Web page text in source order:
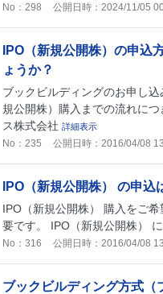
No：298 公開日時：2024/11/05
IPO（新規公開株）の申込
ょうか？
ブックビルディングのお申し
規公開株）購入までの流れに
ス株式会社 詳細表示
No：235 公開日時：2016/04/08
IPO（新規公開株） の申込
IPO（新規公開株） 購入をご
要です。 IPO（新規公開株）
No：316 公開日時：2016/04/08
ブックビルディング方式（